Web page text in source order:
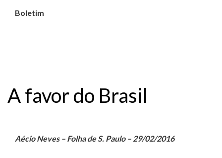
Boletim
A favor do Brasil
Aécio Neves – Folha de S. Paulo – 29/02/2016